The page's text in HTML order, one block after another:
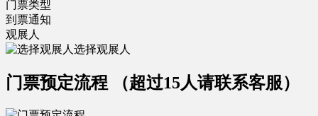
门票类型
到票通知
观展人
选择观展人
门票预定流程 （超过15人请联系客服）